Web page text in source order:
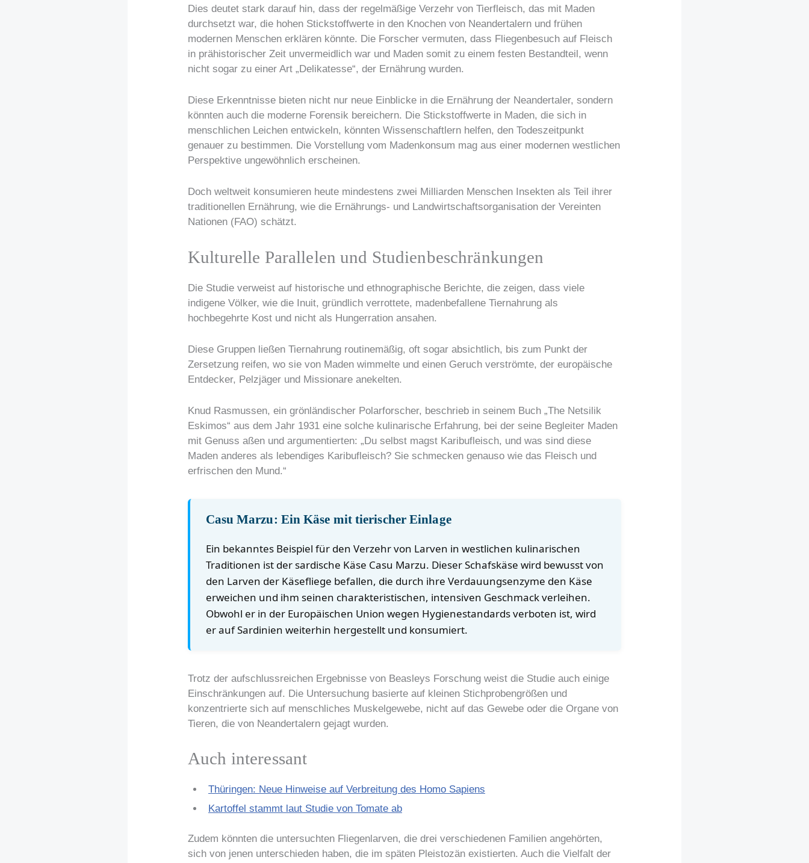
Dies deutet stark darauf hin, dass der regelmäßige Verzehr von Tierfleisch, das mit Maden
durchsetzt war, die hohen Stickstoffwerte in den Knochen von Neandertalern und frühen
modernen Menschen erklären könnte. Die Forscher vermuten, dass Fliegenbesuch auf Fleisch
in prähistorischer Zeit unvermeidlich war und Maden somit zu einem festen Bestandteil, wenn
nicht sogar zu einer Art „Delikatesse“, der Ernährung wurden.
Diese Erkenntnisse bieten nicht nur neue Einblicke in die Ernährung der Neandertaler, sondern
könnten auch die moderne Forensik bereichern. Die Stickstoffwerte in Maden, die sich in
menschlichen Leichen entwickeln, könnten Wissenschaftlern helfen, den Todeszeitpunkt
genauer zu bestimmen. Die Vorstellung vom Madenkonsum mag aus einer modernen westlichen
Perspektive ungewöhnlich erscheinen.
Doch weltweit konsumieren heute mindestens zwei Milliarden Menschen Insekten als Teil ihrer
traditionellen Ernährung, wie die Ernährungs- und Landwirtschaftsorganisation der Vereinten
Nationen (FAO) schätzt.
Kulturelle Parallelen und Studienbeschränkungen
Die Studie verweist auf historische und ethnographische Berichte, die zeigen, dass viele
indigene Völker, wie die Inuit, gründlich verrottete, madenbefallene Tiernahrung als
hochbegehrte Kost und nicht als Hungerration ansahen.
Diese Gruppen ließen Tiernahrung routinemäßig, oft sogar absichtlich, bis zum Punkt der
Zersetzung reifen, wo sie von Maden wimmelte und einen Geruch verströmte, der europäische
Entdecker, Pelzjäger und Missionare anekelten.
Knud Rasmussen, ein grönländischer Polarforscher, beschrieb in seinem Buch „The Netsilik
Eskimos“ aus dem Jahr 1931 eine solche kulinarische Erfahrung, bei der seine Begleiter Maden
mit Genuss aßen und argumentierten: „Du selbst magst Karibufleisch, und was sind diese
Maden anderes als lebendiges Karibufleisch? Sie schmecken genauso wie das Fleisch und
erfrischen den Mund.“
Casu Marzu: Ein Käse mit tierischer Einlage
Ein bekanntes Beispiel für den Verzehr von Larven in westlichen kulinarischen
Traditionen ist der sardische Käse Casu Marzu. Dieser Schafskäse wird bewusst von
den Larven der Käsefliege befallen, die durch ihre Verdauungsenzyme den Käse
erweichen und ihm seinen charakteristischen, intensiven Geschmack verleihen.
Obwohl er in der Europäischen Union wegen Hygienestandards verboten ist, wird
er auf Sardinien weiterhin hergestellt und konsumiert.
Trotz der aufschlussreichen Ergebnisse von Beasleys Forschung weist die Studie auch einige
Einschränkungen auf. Die Untersuchung basierte auf kleinen Stichprobengrößen und
konzentrierte sich auf menschliches Muskelgewebe, nicht auf das Gewebe oder die Organe von
Tieren, die von Neandertalern gejagt wurden.
Auch interessant
Thüringen: Neue Hinweise auf Verbreitung des Homo Sapiens
Kartoffel stammt laut Studie von Tomate ab
Zudem könnten die untersuchten Fliegenlarven, die drei verschiedenen Familien angehörten,
sich von jenen unterschieden haben, die im späten Pleistozän existierten. Auch die Vielfalt der